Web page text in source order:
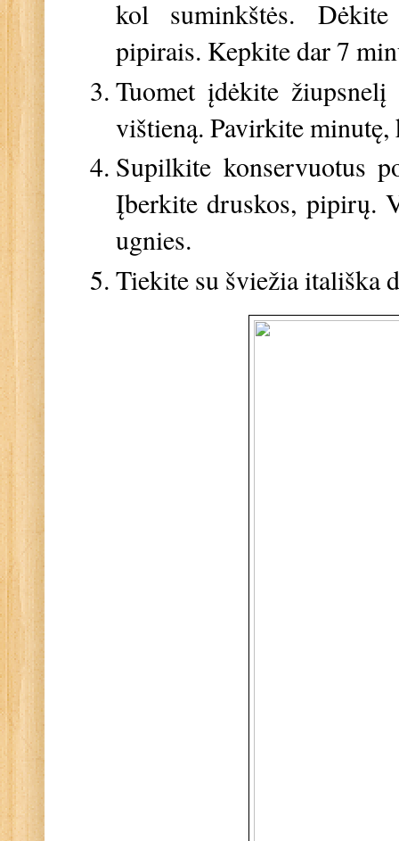
kol suminkštės.
pipirais. Kepkite dar 7
Tuomet įdėkite
vištieną. Pavirkite
Supilkite konservuotus
Įberkite druskos, pipirų.
ugnies.
Tiekite su šviežia itališka